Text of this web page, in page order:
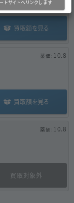
買取額を見る
10.8
買取額を見る
10.8
買取対象外